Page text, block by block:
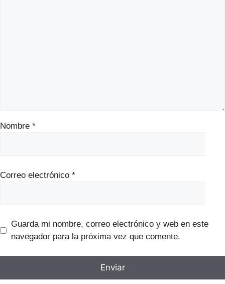
Nombre *
Correo electrónico *
Guarda mi nombre, correo electrónico y web en este
navegador para la próxima vez que comente.